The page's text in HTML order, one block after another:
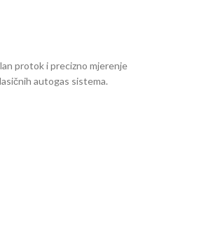
protok i precizno mjerenje
autogas sistema.